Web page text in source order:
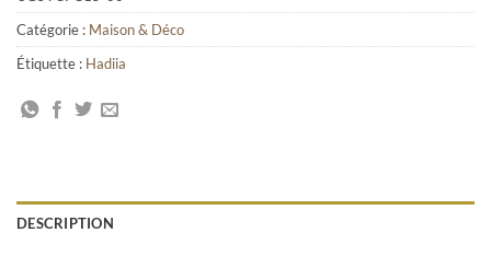
Catégorie : Maison & Déco
Étiquette : Hadiia
DESCRIPTION